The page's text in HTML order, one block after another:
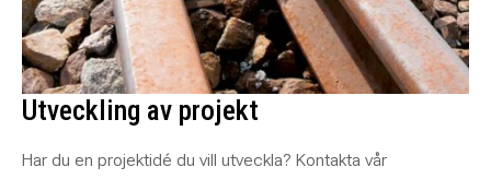
Utveckling av projekt
Har du en projektidé du vill utveckla? Kontakta vår